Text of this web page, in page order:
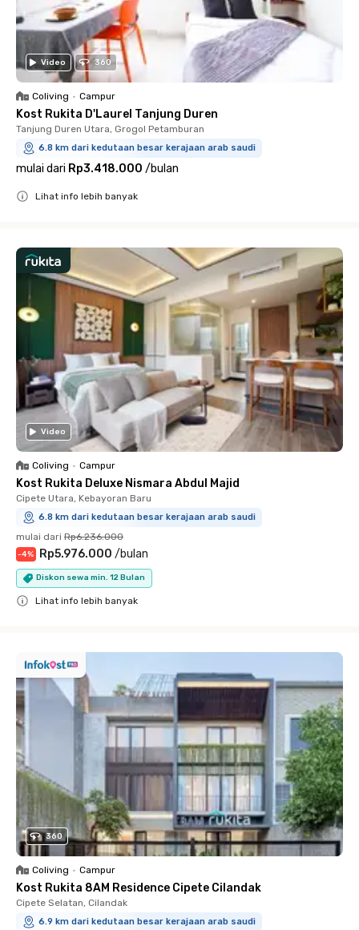
Video 360
Coliving • Campur
Kost Rukita D'Laurel Tanjung Duren
Tanjung Duren Utara, Grogol Petamburan
6.8 km dari kedutaan besar kerajaan arab saudi
mulai dari Rp3.418.000 /bulan
Lihat info lebih banyak
Video
Coliving • Campur
Kost Rukita Deluxe Nismara Abdul Majid
Cipete Utara, Kebayoran Baru
6.8 km dari kedutaan besar kerajaan arab saudi
mulai dari Rp6.236.000
-4% Rp5.976.000 /bulan
Diskon sewa min. 12 Bulan
Lihat info lebih banyak
360
Coliving • Campur
Kost Rukita 8AM Residence Cipete Cilandak
Cipete Selatan, Cilandak
6.9 km dari kedutaan besar kerajaan arab saudi